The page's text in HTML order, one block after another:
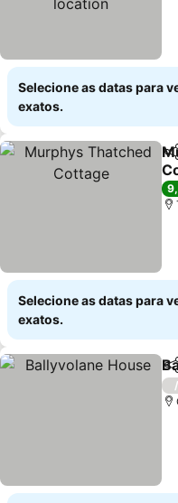
Selecione as datas para
exatos.
Selecione as datas para
exatos.
/